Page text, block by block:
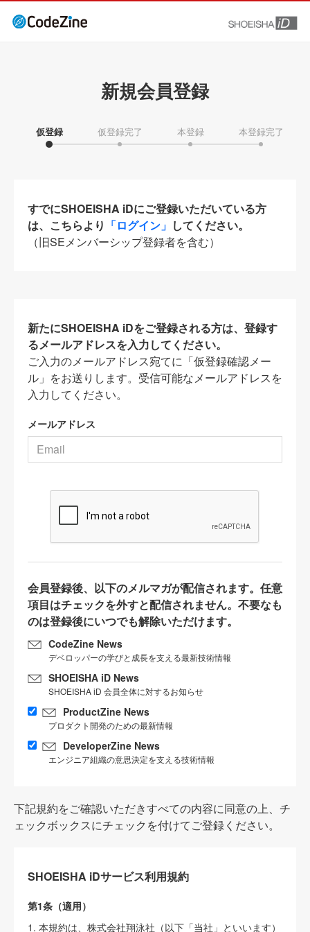
新規会員登録
仮登録 仮登録完了 本登録 本登録完了
すでにSHOEISHA iDにご登録いただいている方
は、こちらより 「ログイン」 してください。
（旧SEメンバーシップ登録者を含む）
新たにSHOEISHA iDをご登録される方は、登録す
るメールアドレスを入力してください。
ご入力のメールアドレス宛てに「仮登録確認メー
ル」をお送りします。受信可能なメールアドレスを
入力してください。
メールアドレス
会員登録後、以下のメルマガが配信されます。任意
項目はチェックを外すと配信されません。不要なも
のは登録後にいつでも解除いただけます。
CodeZine News
デベロッパーの学びと成長を支える最新技術情報
SHOEISHA iD News
SHOEISHA iD 会員全体に対するお知らせ
ProductZine News
プロダクト開発のための最新情報
DeveloperZine News
エンジニア組織の意思決定を支える技術情報
下記規約をご確認いただきすべての内容に同意の上、チ
ェックボックスにチェックを付けてご登録ください。
SHOEISHA iDサービス利用規約
第1条（適用）
1. 本規約は、株式会社翔泳社（以下「当社」といいます）